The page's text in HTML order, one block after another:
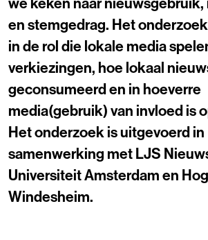
en stemgedrag. Het
in de rol die lokale media
verkiezingen, hoe lokaal
geconsumeerd en in hoeverre
media(gebruik) van invloed is
Het onderzoek is uitgevoerd in
samenwerking met LJS
Universiteit Amsterdam en
Windesheim.